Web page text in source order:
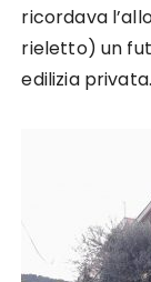
ricordava
rieletto) un
edilizia privata.